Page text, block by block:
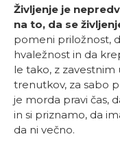
Življenje je
na to, da se
pomeni priložnost,
hvaležnost in da
le tako, z
trenutkov, za sabo
je morda pravi čas,
in si priznamo, da
da ni večno.